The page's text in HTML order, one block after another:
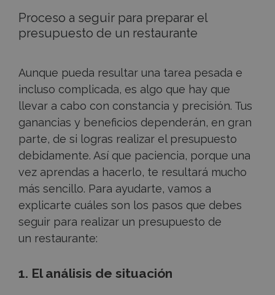
Proceso a seguir para preparar el
presupuesto de un restaurante
Aunque pueda resultar una tarea pesada e
incluso complicada, es algo que hay que
llevar a cabo con constancia y precisión. Tus
ganancias y beneficios dependerán, en gran
parte, de si logras realizar el presupuesto
debidamente. Así que paciencia, porque una
vez aprendas a hacerlo, te resultará mucho
más sencillo. Para ayudarte, vamos a
explicarte cuáles son los pasos que debes
seguir para realizar un presupuesto de
un restaurante:
1. El análisis de situación